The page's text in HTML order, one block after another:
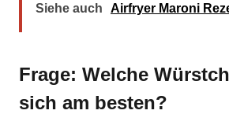
Siehe auch Airfryer Maroni
Frage: Welche
sich am besten?